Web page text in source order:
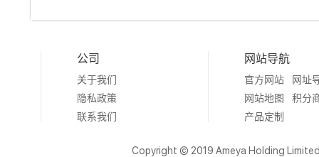
公司
关于我们
隐私政策
联系我们
网站导航
官方网站
网址
网站地图
积分
产品定制
Copyright © 2019 Ameya Holding